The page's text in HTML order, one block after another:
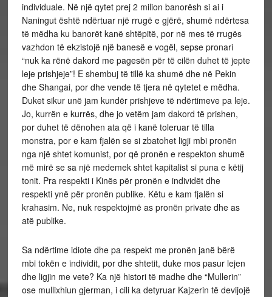
individuale. Në një qytet prej 2 milion banorësh si ai i
Naningut është ndërtuar një rrugë e gjërë, shumë ndërtesa
të mëdha ku banorët kanë shtëpitë, por në mes të rrugës
vazhdon të ekzistojë një banesë e vogël, sepse pronari
“nuk ka rënë dakord me pagesën për të cilën duhet të jepte
leje prishjeje”! E shembuj të tillë ka shumë dhe në Pekin
dhe Shangai, por dhe vende të tjera në qytetet e mëdha.
Duket sikur unë jam kundër prishjeve të ndërtimeve pa leje.
Jo, kurrën e kurrës, dhe jo vetëm jam dakord të prishen,
por duhet të dënohen ata që i kanë toleruar të tilla
monstra, por e kam fjalën se si zbatohet ligji mbi pronën
nga një shtet komunist, por që pronën e respekton shumë
më mirë se sa një medemek shtet kapitalist si puna e këtij
tonit. Pra respekti i Kinës për pronën e individët dhe
respekti ynë për pronën publike. Këtu e kam fjalën si
krahasim. Ne, nuk respektojmë as pronën private dhe as
atë publike.
Sa ndërtime idiote dhe pa respekt me pronën janë bërë
mbi tokën e individit, por dhe shtetit, duke mos pasur lejen
dhe ligjin me vete? Ka një histori të madhe dhe “Mullerin”
ose mullixhiun gjerman, i cili ka detyruar Kajzerin të devijojë